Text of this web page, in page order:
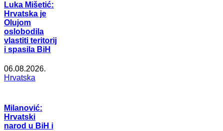
Luka Mišetić:
Hrvatska je
Olujom
oslobodila
vlastiti teritorij
i spasila BiH
06.08.2026.
Hrvatska
Milanović:
Hrvatski
narod u BiH i